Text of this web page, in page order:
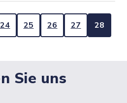
24 25 26 27 28
Sie uns